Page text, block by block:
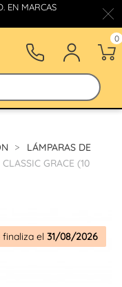
EN MARCAS
0
LÁMPARAS DE
GRACE (10
el 31/08/2026